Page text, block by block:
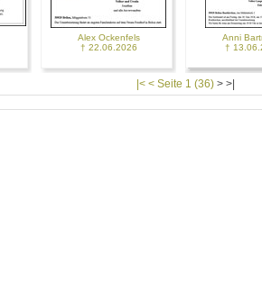
Alex Ockenfels
† 22.06.2026
Anni
†
|< < Seite 1 (36) > >|